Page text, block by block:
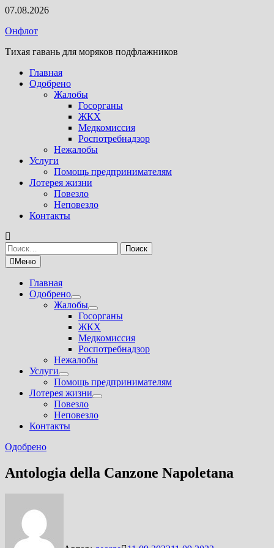
Перейти
содержимому
07.08.2026
Онфлот
Тихая гавань для моряков подфлажников
Главная
Одобрено
Жалобы
Госорганы
ЖКХ
Медкомиссия
Роспотребнадзор
Нежалобы
Услуги
Помощь предпринимателям
Лотерея жизни
Повезло
Неповезло
Контакты
Найти:
Меню
Главная
Одобрено
Показать
подменю
Жалобы
Показать
подменю
Госорганы
ЖКХ
Медкомиссия
Роспотребнадзор
Нежалобы
Услуги
Показать
подменю
Помощь предпринимателям
Лотерея жизни
Показать
Повезло
Неповезло
Контакты
Одобрено
Antologia della Canzone Napoletana